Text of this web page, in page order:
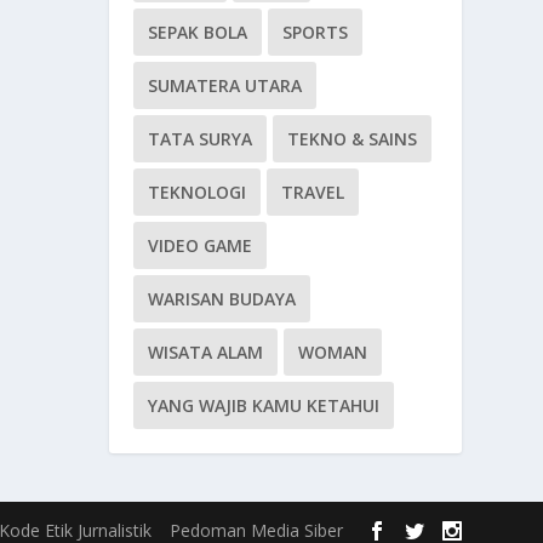
SEPAK BOLA SPORTS
SUMATERA UTARA
TATA SURYA TEKNO & SAINS
TEKNOLOGI TRAVEL
VIDEO GAME
WARISAN BUDAYA
WISATA ALAM WOMAN
YANG WAJIB KAMU KETAHUI
Kode Etik Jurnalistik Pedoman Media Siber